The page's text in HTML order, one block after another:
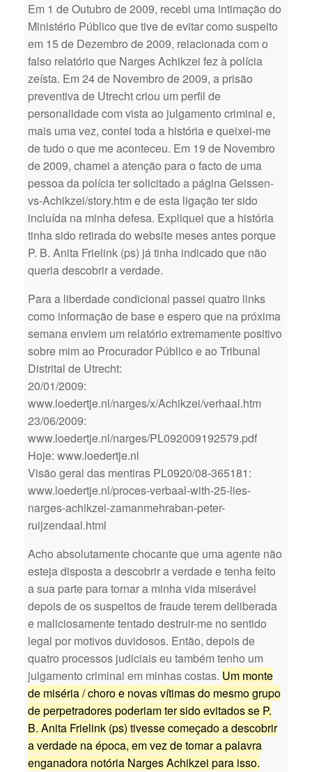
Em 1 de Outubro de 2009, recebi uma intimação do
Ministério Público que tive de evitar como suspeito
em 15 de Dezembro de 2009, relacionada com o
falso relatório que Narges Achikzei fez à polícia
zeísta. Em 24 de Novembro de 2009, a prisão
preventiva de Utrecht criou um perfil de
personalidade com vista ao julgamento criminal e,
mais uma vez, contei toda a história e queixei-me
de tudo o que me aconteceu. Em 19 de Novembro
de 2009, chamei a atenção para o facto de uma
pessoa da polícia ter solicitado a página Geissen-
vs-Achikzei/story.htm e de esta ligação ter sido
incluída na minha defesa. Expliquei que a história
tinha sido retirada do website meses antes porque
P. B. Anita Frielink (ps) já tinha indicado que não
queria descobrir a verdade.
Para a liberdade condicional passei quatro links
como informação de base e espero que na próxima
semana enviem um relatório extremamente positivo
sobre mim ao Procurador Público e ao Tribunal
Distrital de Utrecht:
20/01/2009:
www.loedertje.nl/narges/x/Achikzei/verhaal.htm
23/06/2009:
www.loedertje.nl/narges/PL092009192579.pdf
Hoje: www.loedertje.nl
Visão geral das mentiras PL0920/08-365181:
www.loedertje.nl/proces-verbaal-with-25-lies-
narges-achikzei-zamanmehraban-peter-
ruijzendaal.html
Acho absolutamente chocante que uma agente não
esteja disposta a descobrir a verdade e tenha feito
a sua parte para tornar a minha vida miserável
depois de os suspeitos de fraude terem deliberada
e maliciosamente tentado destruir-me no sentido
legal por motivos duvidosos. Então, depois de
quatro processos judiciais eu também tenho um
julgamento criminal em minhas costas. Um monte
de miséria / choro e novas vítimas do mesmo grupo
de perpetradores poderiam ter sido evitados se P.
B. Anita Frielink (ps) tivesse começado a descobrir
a verdade na época, em vez de tomar a palavra
enganadora notória Narges Achikzei para isso.